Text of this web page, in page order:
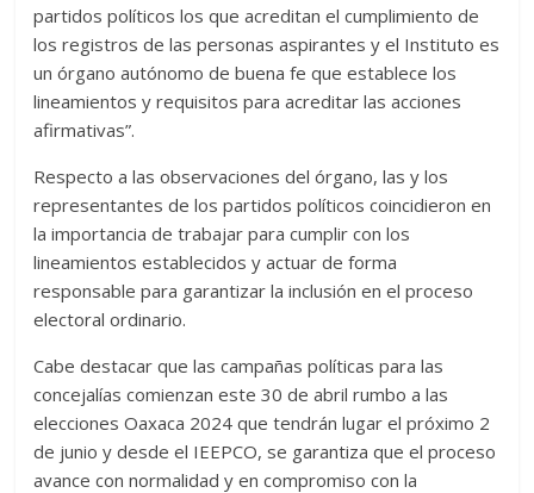
partidos políticos los que acreditan el cumplimiento de
los registros de las personas aspirantes y el Instituto es
un órgano autónomo de buena fe que establece los
lineamientos y requisitos para acreditar las acciones
afirmativas”.
Respecto a las observaciones del órgano, las y los
representantes de los partidos políticos coincidieron en
la importancia de trabajar para cumplir con los
lineamientos establecidos y actuar de forma
responsable para garantizar la inclusión en el proceso
electoral ordinario.
Cabe destacar que las campañas políticas para las
concejalías comienzan este 30 de abril rumbo a las
elecciones Oaxaca 2024 que tendrán lugar el próximo 2
de junio y desde el IEEPCO, se garantiza que el proceso
avance con normalidad y en compromiso con la